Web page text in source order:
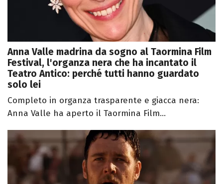
Anna Valle madrina da sogno al Taormina Film
Festival, l'organza nera che ha incantato il
Teatro Antico: perché tutti hanno guardato
solo lei
Completo in organza trasparente e giacca nera:
Anna Valle ha aperto il Taormina Film...